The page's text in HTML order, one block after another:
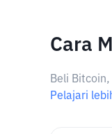
Cara
Beli
Pelajari